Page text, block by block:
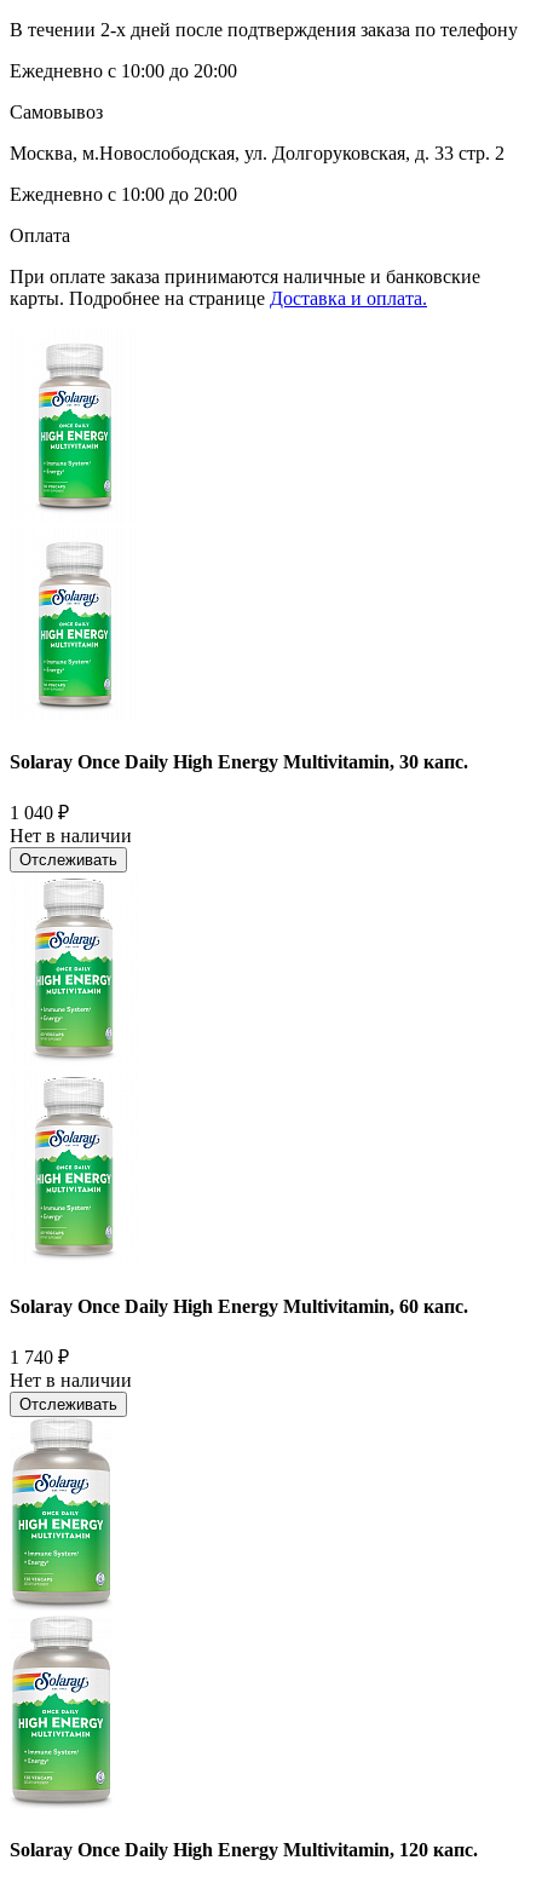
В течении 2-х дней после подтверждения заказа по телефону
Ежедневно с 10:00 до 20:00
Самовывоз
Москва, м.Новослободская, ул. Долгоруковская, д. 33 стр. 2
Ежедневно с 10:00 до 20:00
Оплата
При оплате заказа принимаются наличные и банковские
карты. Подробнее на странице Доставка и оплата.
Solaray Once Daily High Energy Multivitamin, 30 капс.
1 040 ₽
Нет в наличии
Отслеживать
Solaray Once Daily High Energy Multivitamin, 60 капс.
1 740 ₽
Нет в наличии
Отслеживать
Solaray Once Daily High Energy Multivitamin, 120 капс.